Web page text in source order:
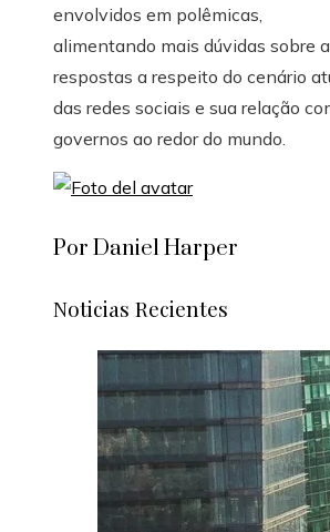
envolvidos em polêmicas,
alimentando mais dúvidas sobre
respostas a respeito do cenário
das redes sociais e sua relação
governos ao redor do mundo.
Por Daniel Harper
Noticias Recientes